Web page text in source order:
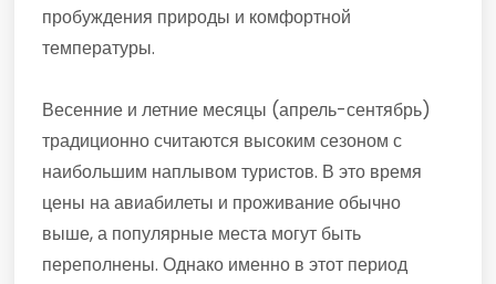
пробуждения природы и комфортной
температуры.
Весенние и летние месяцы (апрель-сентябрь)
традиционно считаются высоким сезоном с
наибольшим наплывом туристов. В это время
цены на авиабилеты и проживание обычно
выше, а популярные места могут быть
переполнены. Однако именно в этот период